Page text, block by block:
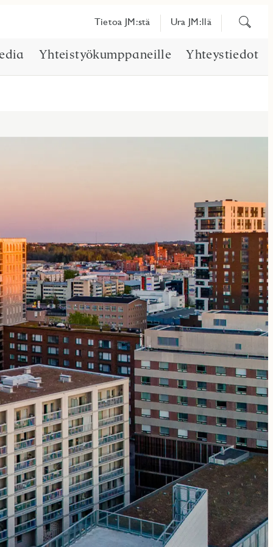
Tietoa JM:stä Ura JM:llä
Etsi
Yhteistyökumppaneille Yhteystiedot